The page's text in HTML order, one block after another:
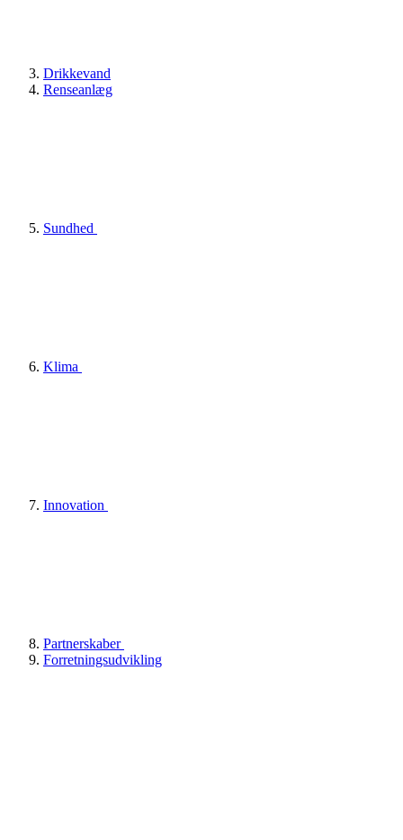
Drikkevand
Renseanlæg
Sundhed
Klima
Innovation
Partnerskaber
Forretningsudvikling